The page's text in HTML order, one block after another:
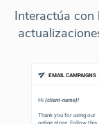
Interactúa con